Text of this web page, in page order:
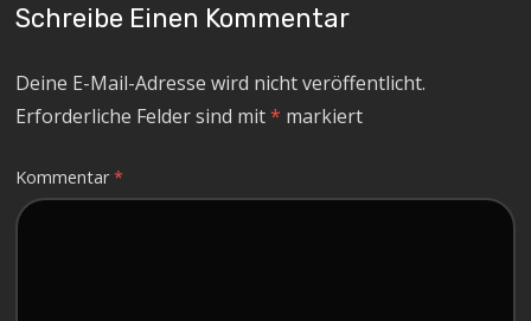
Schreibe Einen Kommentar
Deine E-Mail-Adresse wird nicht veröffentlicht.
Erforderliche Felder sind mit* markiert
Kommentar*